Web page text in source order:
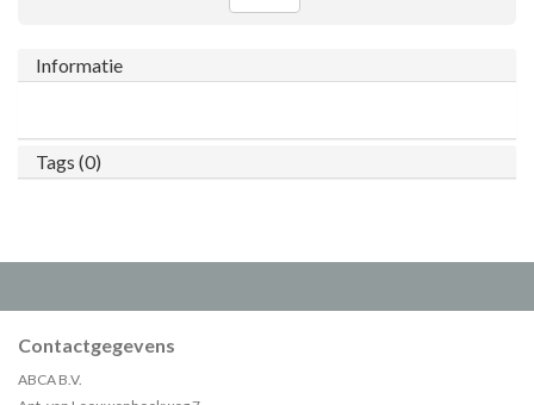
Informatie
Tags (0)
Contactgegevens
ABCA B.V.